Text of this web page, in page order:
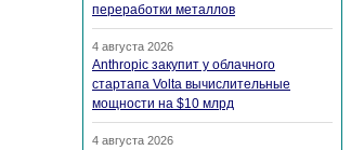
переработки металлов
4 августа 2026
Anthropic закупит у облачного
стартапа Volta вычислительные
мощности на $10 млрд
4 августа 2026